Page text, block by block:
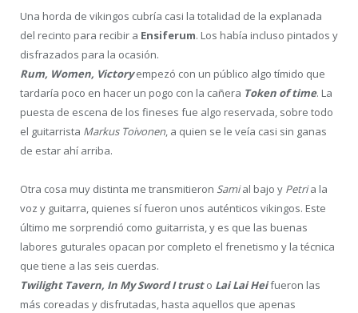
Una horda de vikingos cubría casi la totalidad de la explanada
del recinto para recibir a Ensiferum. Los había incluso pintados y
disfrazados para la ocasión.
Rum, Women, Victoryempezó con un público algo tímido que
tardaría poco en hacer un pogo con la cañera Token of time. La
puesta de escena de los fineses fue algo reservada, sobre todo
el guitarrista Markus Toivonen, a quien se le veía casi sin ganas
de estar ahí arriba.
Otra cosa muy distinta me transmitieron Samial bajo y Petria la
voz y guitarra, quienes sí fueron unos auténticos vikingos. Este
último me sorprendió como guitarrista, y es que las buenas
labores guturales opacan por completo el frenetismo y la técnica
que tiene a las seis cuerdas.
Twilight Tavern, In My Sword I trusto Lai Lai Heifueron las
más coreadas y disfrutadas, hasta aquellos que apenas